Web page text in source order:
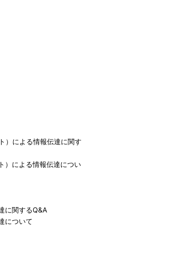
）による情報伝達に関す
）による情報伝達につい
に関するQ&A
について